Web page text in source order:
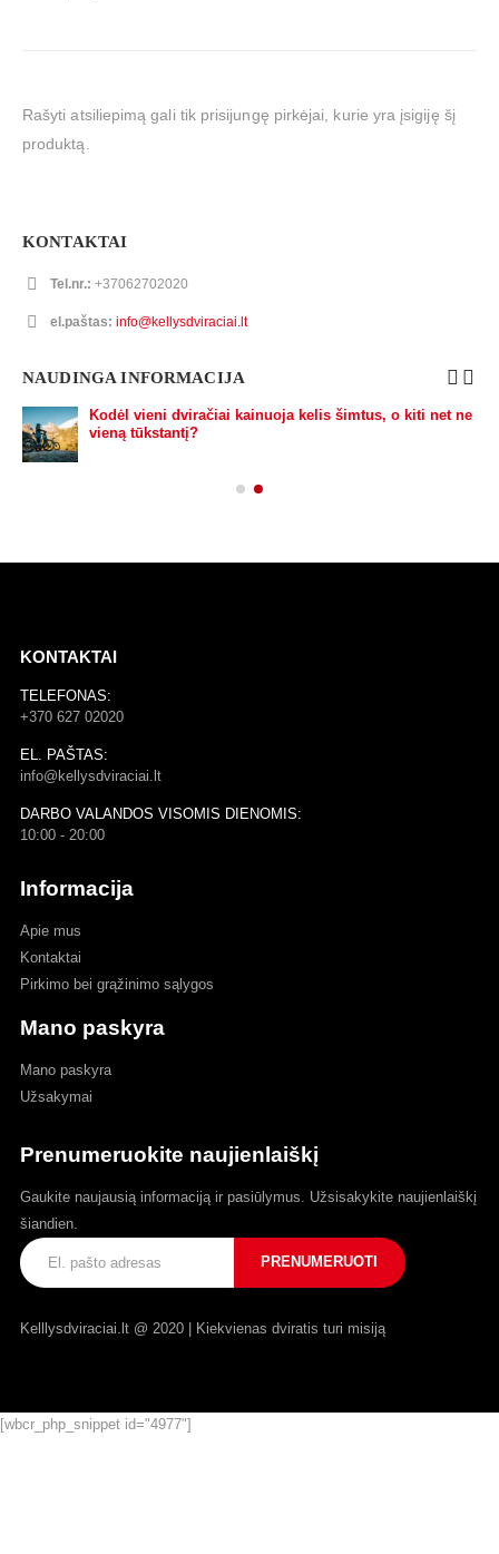
Rašyti atsiliepimą gali tik prisijungę pirkėjai, kurie yra įsigiję šį
produktą.
KONTAKTAI
Tel.nr.: +37062702020
el.paštas: info@kellysdviraciai.lt
NAUDINGA INFORMACIJA
Kodėl vieni dviračiai kainuoja kelis šimtus, o kiti net ne
vieną tūkstantį?
KONTAKTAI
TELEFONAS:
+370 627 02020
EL. PAŠTAS:
info@kellysdviraciai.lt
DARBO VALANDOS VISOMIS DIENOMIS:
10:00 - 20:00
Informacija
Apie mus
Kontaktai
Pirkimo bei grąžinimo sąlygos
Mano paskyra
Mano paskyra
Užsakymai
Prenumeruokite naujienlaiškį
Gaukite naujausią informaciją ir pasiūlymus. Užsisakykite naujienlaiškį
šiandien.
Kelllysdviraciai.lt @ 2020 | Kiekvienas dviratis turi misiją
[wbcr_php_snippet id="4977"]